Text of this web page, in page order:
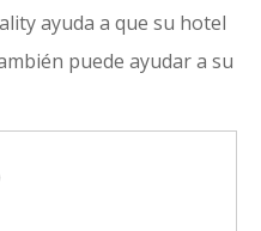
ayuda a que su hotel
puede ayudar a su